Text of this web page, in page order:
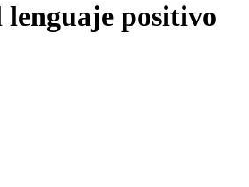
lenguaje positivo